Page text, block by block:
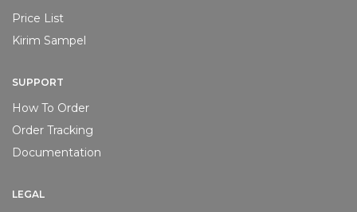
Price List
Kirim Sampel
SUPPORT
How To Order
Order Tracking
Documentation
LEGAL